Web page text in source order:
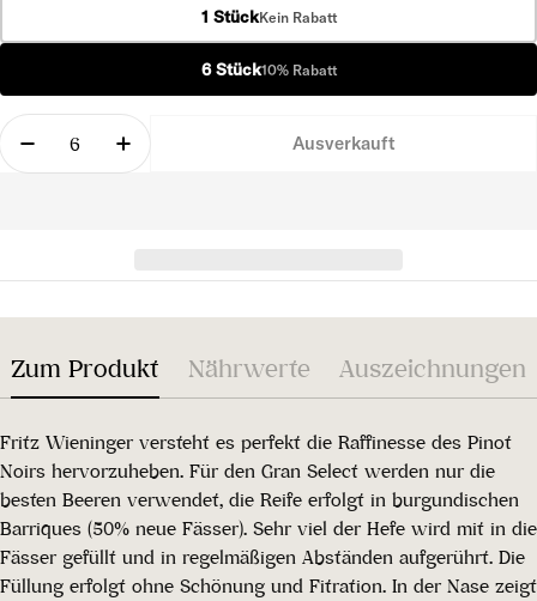
1 StückKein Rabatt
6 Stück10% Rabatt
Menge
Menge für Pinot Noir Grand Select 2016
Menge für Pinot Noir Grand Select 2016
Ausverkauft
Zum Produkt Nährwerte Auszeichnungen
Fritz Wieninger versteht es perfekt die Raffinesse des Pinot
Noirs hervorzuheben. Für den Gran Select werden nur die
besten Beeren verwendet, die Reife erfolgt in burgundischen
Barriques (50% neue Fässer). Sehr viel der Hefe wird mit in die
Fässer gefüllt und in regelmäßigen Abständen aufgerührt. Die
Füllung erfolgt ohne Schönung und Fitration. In der Nase zeigt